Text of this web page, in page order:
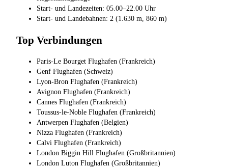
Start- und Landezeiten: 05.00–22.00 Uhr
Start- und Landebahnen: 2 (1.630 m, 860 m)
Top Verbindungen
Paris-Le Bourget Flughafen (Frankreich)
Genf Flughafen (Schweiz)
Lyon-Bron Flughafen (Frankreich)
Avignon Flughafen (Frankreich)
Cannes Flughafen (Frankreich)
Toussus-le-Noble Flughafen (Frankreich)
Antwerpen Flughafen (Belgien)
Nizza Flughafen (Frankreich)
Calvi Flughafen (Frankreich)
London Biggin Hill Flughafen (Großbritannien)
London Luton Flughafen (Großbritannien)